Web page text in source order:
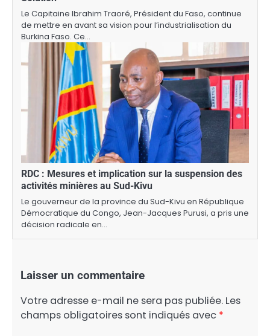
Le Capitaine Ibrahim Traoré, Président du Faso, continue
de mettre en avant sa vision pour l’industrialisation du
Burkina Faso. Ce…
RDC : Mesures et implication sur la suspension des
activités minières au Sud-Kivu
Le gouverneur de la province du Sud-Kivu en République
Démocratique du Congo, Jean-Jacques Purusi, a pris une
décision radicale en…
Laisser un commentaire
Votre adresse e-mail ne sera pas publiée. Les
champs obligatoires sont indiqués avec *